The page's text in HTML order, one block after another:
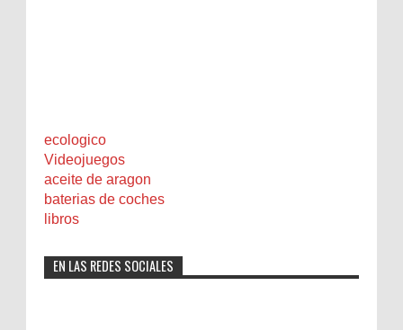
ecologico
Videojuegos
aceite de aragon
baterias de coches
libros
EN LAS REDES SOCIALES